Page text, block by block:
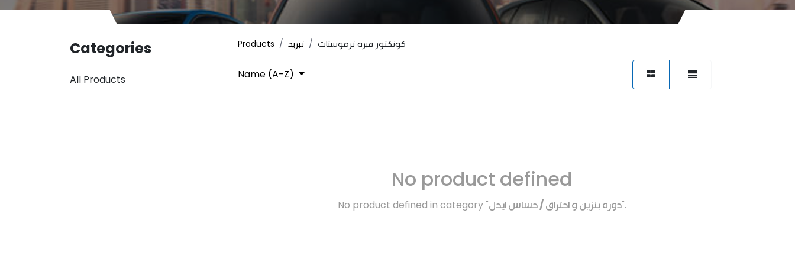
Categories
All Products
Products تبريد كونكتور فبره ترموستات
Name (A-Z)
No product defined
No product defined in category "دوره بنزين و احتراق / حساس ايدل".